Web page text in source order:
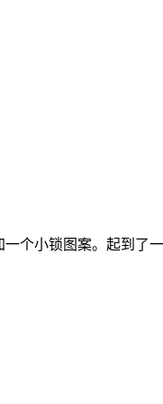
个小锁图案。起到